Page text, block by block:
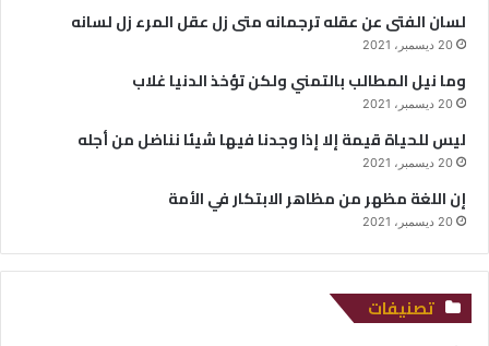
لسان الفتى عن عقله ترجمانه متى زل عقل المرء زل لسانه
20 ديسمبر، 2021
وما نيل المطالب بالتمني ولكن تؤخذ الدنيا غلاب
20 ديسمبر، 2021
ليس للحياة قيمة إلا إذا وجدنا فيها شيئا نناضل من أجله
20 ديسمبر، 2021
إن اللغة مظهر من مظاهر الابتكار في الأمة
20 ديسمبر، 2021
تصنيفات